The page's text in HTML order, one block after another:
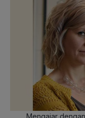
Mengajar